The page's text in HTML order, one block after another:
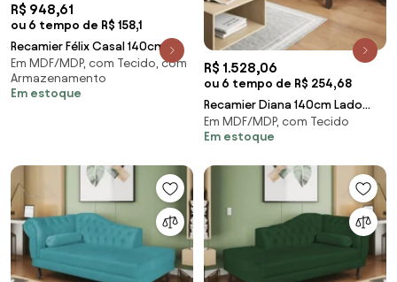
R$ 948,61
ou 6 tempo de R$ 158,1
Recamier Félix Casal 140cm
Suede Bege - ADJ Decor
Em MDF/MDP, com Tecido, com
Armazenamento
Em estoque
R$ 1.528,06
ou 6 tempo de R$ 254,68
Recamier Diana 140cm Lado
Direito Suede Rosê - ADJ Decor
Em MDF/MDP, com Tecido
Em estoque